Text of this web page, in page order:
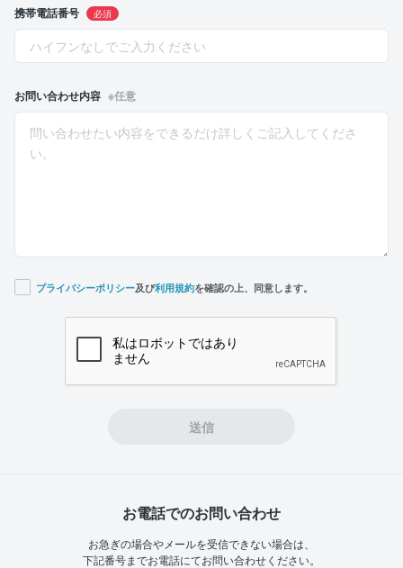
携帯電話番号 必須
お問い合わせ内容 ※任意
プライバシーポリシー及び利用規約を確認の上、同意します。
送信
お電話でのお問い合わせ
お急ぎの場合やメールを受信できない場合は、
下記番号までお電話にてお問い合わせください。